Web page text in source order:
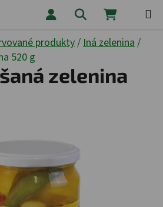
Hľadať
produkty/ Iná zelenina /
520 g
zelenina